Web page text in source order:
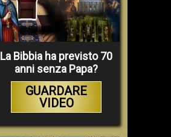
La Bibbia ha previsto 70
anni senza Papa?
GUARDARE
VIDEO